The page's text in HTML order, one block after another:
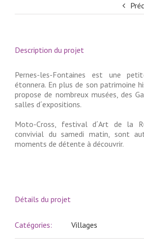
Description du projet
Pernes-les-Fontaines est une
étonnera. En plus de son patrimoine
propose de nombreux musées, des
salles d´expositions.
Moto-Cross, festival d´Art de la
convivial du samedi matin, sont
moments de détente à découvrir.
Détails du projet
Catégories: Villages